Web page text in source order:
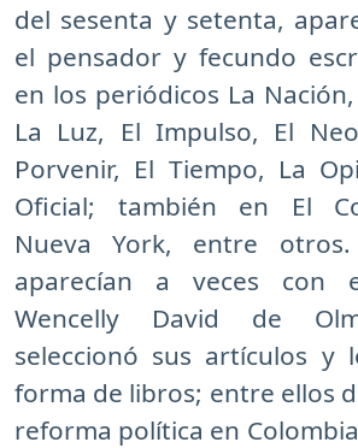
del sesenta y setenta,
el pensador y fecundo
en los periódicos La
La Luz, El Impulso, El
Porvenir, El Tiempo, La
Oficial; también en El
Nueva York, entre
aparecían a veces con
Wencelly David de
seleccionó sus artículos y
forma de libros; entre ellos
reforma política en